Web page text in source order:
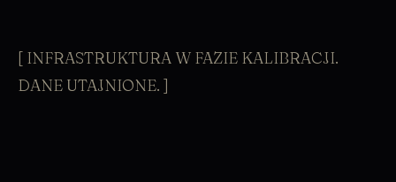
[ INFRASTRUKTURA W FAZIE KALIBRACJI.
DANE UTAJNIONE. ]